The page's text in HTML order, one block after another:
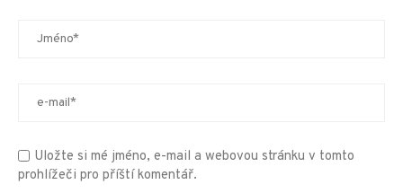
Uložte si mé jméno, e-mail a webovou stránku v tomto
prohlížeči pro příští komentář.